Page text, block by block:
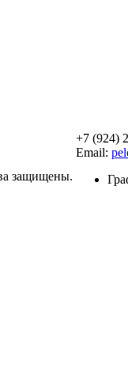
защищены.
+7 (924)
Email: